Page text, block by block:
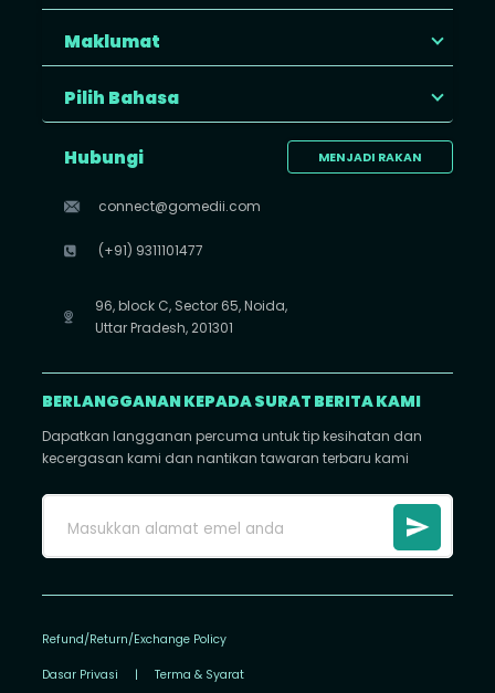
Maklumat
Pilih Bahasa
MENJADI RAKAN
Hubungi
connect@gomedii.com
(+91) 9311101477
96, block C, Sector 65, Noida,
Uttar Pradesh, 201301
BERLANGGANAN KEPADA SURAT BERITA KAMI
Dapatkan langganan percuma untuk tip kesihatan dan
kecergasan kami dan nantikan tawaran terbaru kami
Refund/Return/Exchange Policy
Dasar Privasi | Terma & Syarat